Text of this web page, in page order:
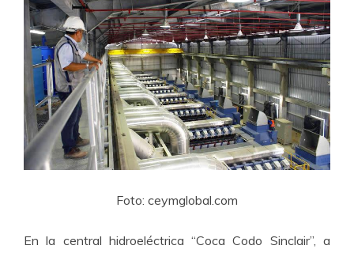
Foto: ceymglobal.com
En la central hidroeléctrica “Coca Codo Sinclair”, a